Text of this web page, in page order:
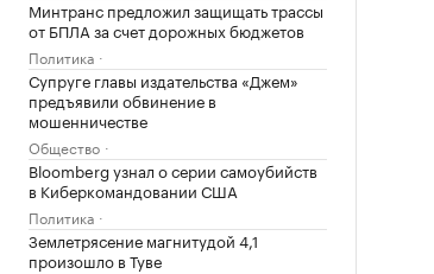
Минтранс предложил защищать трассы
от БПЛА за счет дорожных бюджетов
Политика
Супруге главы издательства «Джем»
предъявили обвинение в
мошенничестве
Общество
Bloomberg узнал о серии самоубийств
в Киберкомандовании США
Политика
Землетрясение магнитудой 4,1
произошло в Туве